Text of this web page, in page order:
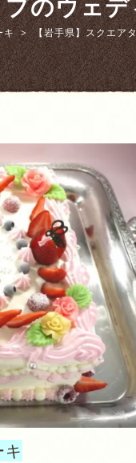
キ 【岩手県】スクエア